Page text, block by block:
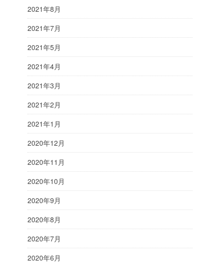
2021年8月
2021年7月
2021年5月
2021年4月
2021年3月
2021年2月
2021年1月
2020年12月
2020年11月
2020年10月
2020年9月
2020年8月
2020年7月
2020年6月